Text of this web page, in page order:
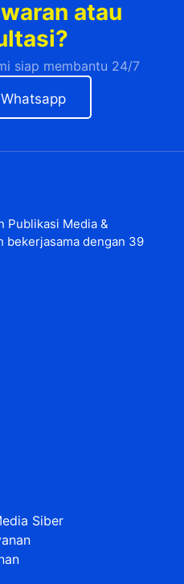
atau
siap membantu 24/7
Publikasi Media &
bekerjasama dengan 39
Siber